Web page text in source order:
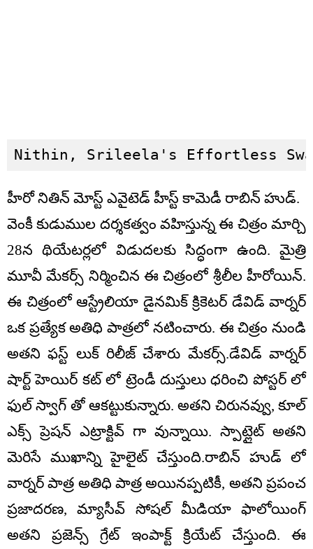
Nithin, Srileela's Effortless
హీరో నితిన్ మోస్ట్ ఎవైటెడ్ హీస్ట్ కామెడీ రాబిన్ హుడ్.
వెంకీ కుడుముల దర్శకత్వం వహిస్తున్న ఈ చిత్రం మార్చి
28న థియేటర్లలో విడుదలకు సిద్ధంగా ఉంది. మైత్రి
మూవీ మేకర్స్ నిర్మించిన ఈ చిత్రంలో శ్రీలీల హీరోయిన్.
ఈ చిత్రంలో ఆస్ట్రేలియా డైనమిక్ క్రికెటర్ డేవిడ్ వార్నర్
ఒక ప్రత్యేక అతిధి పాత్రలో నటించారు. ఈ చిత్రం నుండి
అతని ఫస్ట్ లుక్ రిలీజ్ చేశారు మేకర్స్.డేవిడ్ వార్నర్
షార్ట్ హెయిర్ కట్ లో ట్రెండీ దుస్తులు ధరించి పోస్టర్ లో
ఫుల్ స్వాగ్ తో ఆకట్టుకున్నారు. అతని చిరునవ్వు, కూల్
ఎక్స్ ప్రెషన్ ఎట్రాక్టివ్ గా వున్నాయి. స్పాట్లైట్ అతని
మెరిసే ముఖాన్ని హైలైట్ చేస్తుంది.రాబిన్ హుడ్ లో
వార్నర్ పాత్ర అతిధి పాత్ర అయినప్పటికీ, అతని ప్రపంచ
ప్రజాదరణ, మ్యాసీవ్ సోషల్ మీడియా ఫాలోయింగ్
అతని ప్రజెన్స్ గ్రేట్ ఇంపాక్ట్ క్రియేట్ చేస్తుంది. ఈ